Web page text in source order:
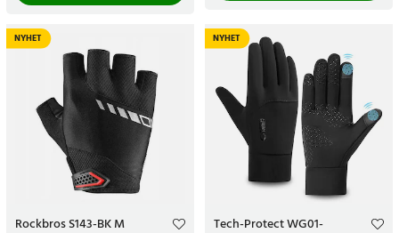
NYHET
Rockbros S143-BK M
NYHET
Tech-Protect WG01-